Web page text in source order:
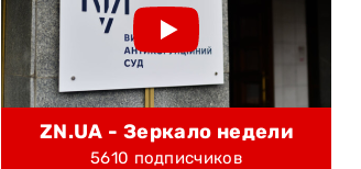
ZN.UA - Зеркало недели
5610 подписчиков